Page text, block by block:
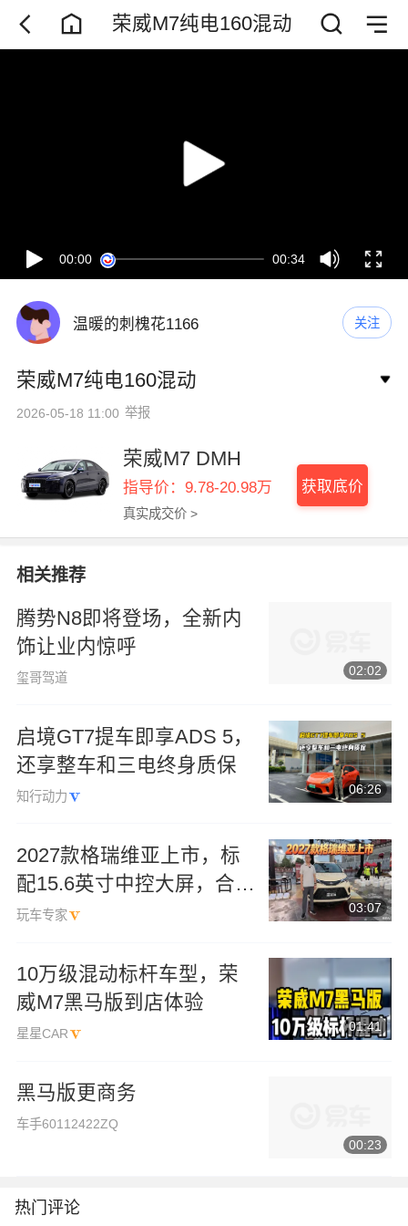
荣威M7纯电160混动
00:00 00:34
温暖的刺槐花1166 关注
荣威M7纯电160混动
2026-05-18 11:00 举报
荣威M7 DMH
指导价：9.78-20.98万
真实成交价 >
获取底价
相关推荐
腾势N8即将登场，全新内
饰让业内惊呼
玺哥驾道
02:02
启境GT7提车即享ADS 5，
还享整车和三电终身质保
知行动力
06:26
2027款格瑞维亚上市，标
配15.6英寸中控大屏，合资
MPV新选择
玩车专家
03:07
10万级混动标杆车型，荣
威M7黑马版到店体验
星星CAR
01:41
黑马版更商务
车手60112422ZQ
00:23
热门评论